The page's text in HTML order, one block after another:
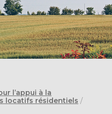
l’appui à la
locatifs résidentiels /